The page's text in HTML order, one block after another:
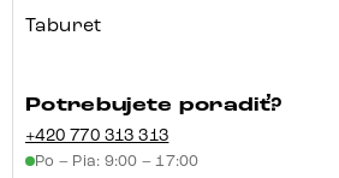
Taburet
Potrebujete poradiť?
+420 770 313 313
Po – Pia: 9:00 – 17:00